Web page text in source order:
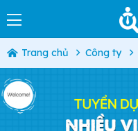
Trang chủ Công ty